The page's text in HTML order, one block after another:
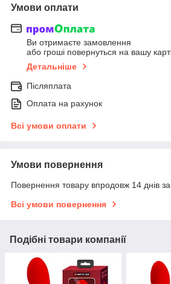
Умови оплати
Ви отримаєте замовлення
або гроші повернуться на вашу
Детальніше
Післяплата
Оплата на рахунок
Всі умови оплати
Умови повернення
Повернення товару впродовж 14 днів
Всі умови повернення
Подібні товари компанії